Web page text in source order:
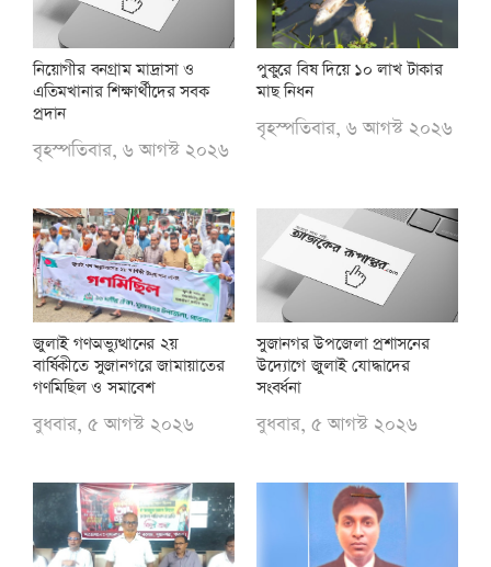
নিয়োগীর বনগ্রাম মাদ্রাসা ও
এতিমখানার শিক্ষার্থীদের সবক
প্রদান
বৃহস্পতিবার, ৬ আগস্ট ২০২৬
পুকুরে বিষ দিয়ে ১০ লাখ টাকার
মাছ নিধন
বৃহস্পতিবার, ৬ আগস্ট ২০২৬
জুলাই গণঅভ্যুত্থানের ২য়
বার্ষিকীতে সুজানগরে জামায়াতের
গণমিছিল ও সমাবেশ
বুধবার, ৫ আগস্ট ২০২৬
সুজানগর উপজেলা প্রশাসনের
উদ্যোগে জুলাই যোদ্ধাদের
সংবর্ধনা
বুধবার, ৫ আগস্ট ২০২৬